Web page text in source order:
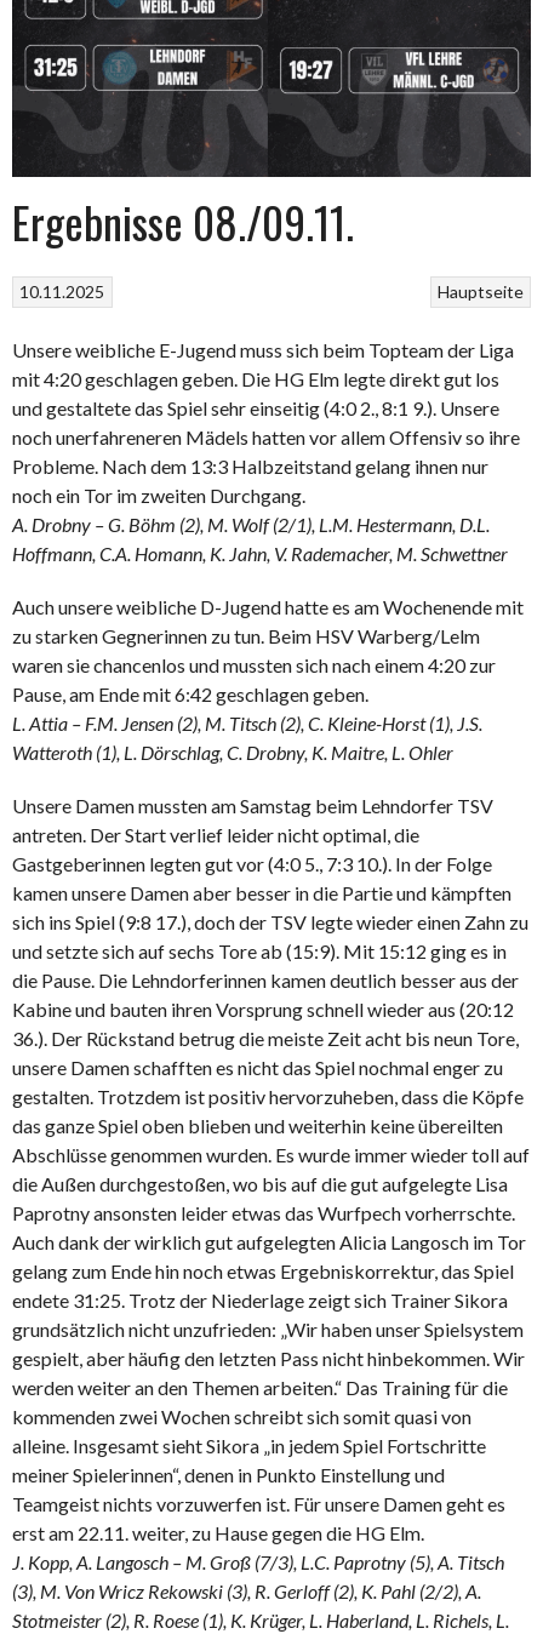
Ergebnisse 08./09.11.
Hauptseite
10.11.2025
Unsere weibliche E-Jugend muss sich beim Topteam der Liga
mit 4:20 geschlagen geben. Die HG Elm legte direkt gut los
und gestaltete das Spiel sehr einseitig (4:0 2., 8:1 9.). Unsere
noch unerfahreneren Mädels hatten vor allem Offensiv so ihre
Probleme. Nach dem 13:3 Halbzeitstand gelang ihnen nur
noch ein Tor im zweiten Durchgang.
A. Drobny – G. Böhm (2), M. Wolf (2/1), L.M. Hestermann, D.L.
Hoffmann, C.A. Homann, K. Jahn, V. Rademacher, M. Schwettner
Auch unsere weibliche D-Jugend hatte es am Wochenende mit
zu starken Gegnerinnen zu tun. Beim HSV Warberg/Lelm
waren sie chancenlos und mussten sich nach einem 4:20 zur
Pause, am Ende mit 6:42 geschlagen geben.
L. Attia – F.M. Jensen (2), M. Titsch (2), C. Kleine-Horst (1), J.S.
Watteroth (1), L. Dörschlag, C. Drobny, K. Maitre, L. Ohler
Unsere Damen mussten am Samstag beim Lehndorfer TSV
antreten. Der Start verlief leider nicht optimal, die
Gastgeberinnen legten gut vor (4:0 5., 7:3 10.). In der Folge
kamen unsere Damen aber besser in die Partie und kämpften
sich ins Spiel (9:8 17.), doch der TSV legte wieder einen Zahn zu
und setzte sich auf sechs Tore ab (15:9). Mit 15:12 ging es in
die Pause. Die Lehndorferinnen kamen deutlich besser aus der
Kabine und bauten ihren Vorsprung schnell wieder aus (20:12
36.). Der Rückstand betrug die meiste Zeit acht bis neun Tore,
unsere Damen schafften es nicht das Spiel nochmal enger zu
gestalten. Trotzdem ist positiv hervorzuheben, dass die Köpfe
das ganze Spiel oben blieben und weiterhin keine übereilten
Abschlüsse genommen wurden. Es wurde immer wieder toll auf
die Außen durchgestoßen, wo bis auf die gut aufgelegte Lisa
Paprotny ansonsten leider etwas das Wurfpech vorherrschte.
Auch dank der wirklich gut aufgelegten Alicia Langosch im Tor
gelang zum Ende hin noch etwas Ergebniskorrektur, das Spiel
endete 31:25. Trotz der Niederlage zeigt sich Trainer Sikora
grundsätzlich nicht unzufrieden: „Wir haben unser Spielsystem
gespielt, aber häufig den letzten Pass nicht hinbekommen. Wir
werden weiter an den Themen arbeiten.“ Das Training für die
kommenden zwei Wochen schreibt sich somit quasi von
alleine. Insgesamt sieht Sikora „in jedem Spiel Fortschritte
meiner Spielerinnen“, denen in Punkto Einstellung und
Teamgeist nichts vorzuwerfen ist. Für unsere Damen geht es
erst am 22.11. weiter, zu Hause gegen die HG Elm.
J. Kopp, A. Langosch – M. Groß (7/3), L.C. Paprotny (5), A. Titsch
(3), M. Von Wricz Rekowski (3), R. Gerloff (2), K. Pahl (2/2), A.
Stotmeister (2), R. Roese (1), K. Krüger, L. Haberland, L. Richels, L.